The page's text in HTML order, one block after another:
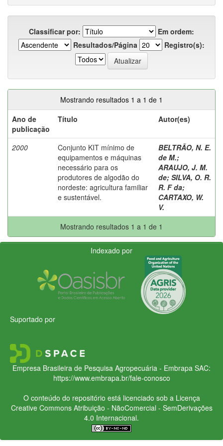
Classificar por:
Em ordem:
Resultados/Página
Registro(s):
Mostrando resultados 1 a 1 de 1
Ano de
publicação
Título Autor(es)
2000
Conjunto KIT mínimo de
equipamentos e máquinas
necessário para os
produtores de algodão do
nordeste: agricultura familiar
e sustentável.
BELTRÃO, N. E.
de M.;
ARAUJO, J. M.
de; SILVA, O. R.
R. F da;
CARTAXO, W.
V.
Mostrando resultados 1 a 1 de 1
Indexado por
Suportado por
Empresa Brasileira de Pesquisa Agropecuária - Embrapa SAC:
https://www.embrapa.br/fale-conosco
O conteúdo do repositório está licenciado sob a Licença
Creative CommonsAtribuição - NãoComercial - SemDerivações
4.0 Internacional.